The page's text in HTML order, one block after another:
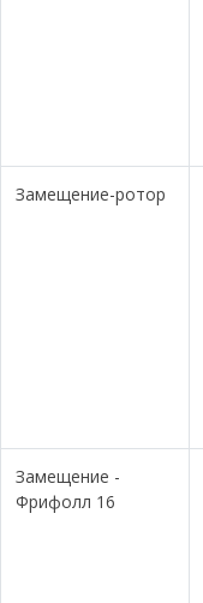
Замещение-ротор
Замещение -
Фрифолл 16